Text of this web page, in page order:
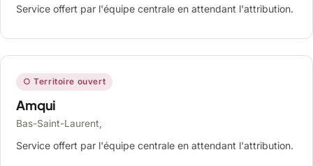
Service offert par l'équipe centrale en attendant l'attribution.
○ Territoire ouvert
Amqui
Bas-Saint-Laurent,
Service offert par l'équipe centrale en attendant l'attribution.